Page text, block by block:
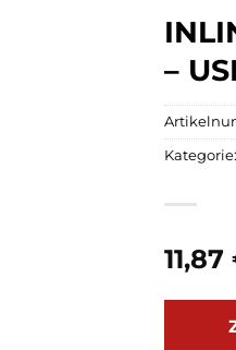
–
11,87
Kategorie: